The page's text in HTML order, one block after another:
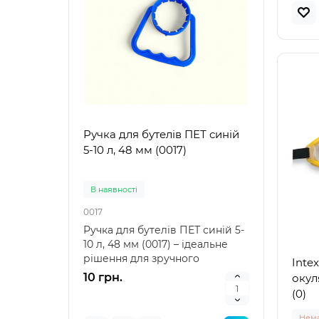
Ручка для бутелів ПЕТ синій
5-10 л, 48 мм (0017)
В наявностi
0017
Ручка для бутелів ПЕТ синій 5-
10 л, 48 мм (0017) – ідеальне
рішення для зручного
транспортування Ру..
10 грн.
5-10
10
(0)